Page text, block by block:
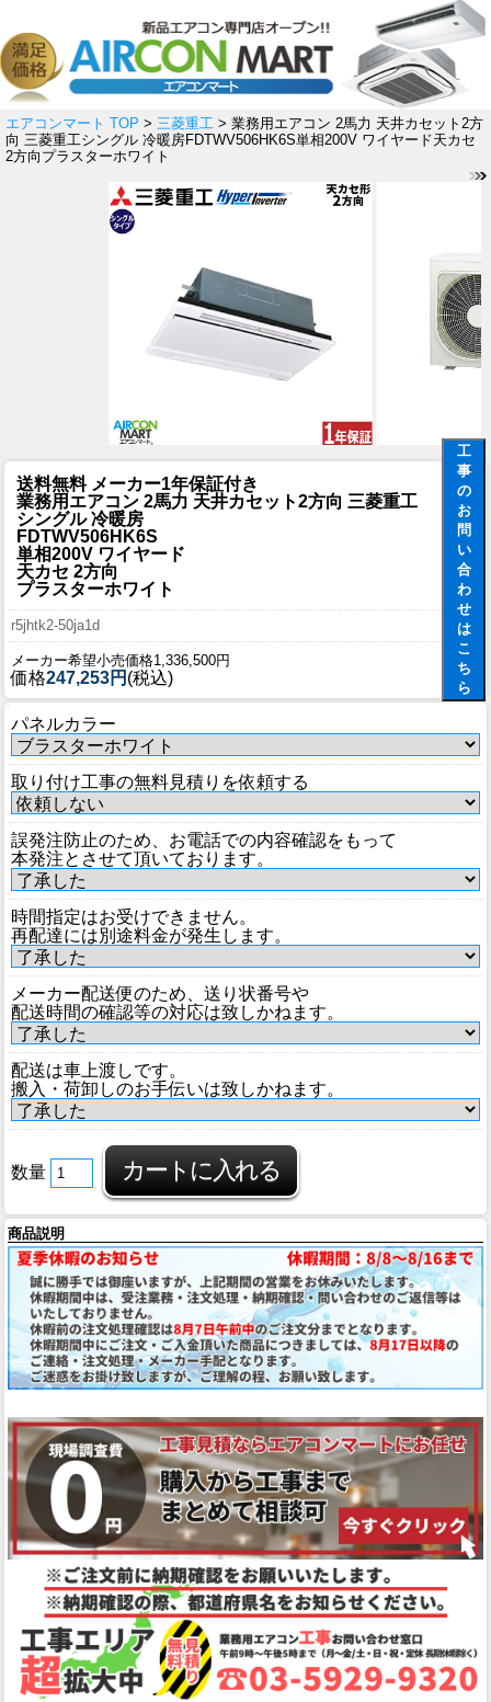
エアコンマート TOP > 三菱重工 > 業務用エアコン 2馬力 天井カセット2方
向 三菱重工シングル 冷暖房FDTWV506HK6S単相200V ワイヤード天カセ
2方向プラスターホワイト
工
事
の
お
問
い
合
わ
せ
は
こ
ち
ら
送料無料 メーカー1年保証付き
業務用エアコン 2馬力 天井カセット2方向 三菱重工
シングル 冷暖房
FDTWV506HK6S
単相200V ワイヤード
天カセ 2方向
プラスターホワイト
r5jhtk2-50ja1d
メーカー希望小売価格1,336,500円
価格247,253円 (税込)
パネルカラー
取り付け工事の無料見積りを依頼する
誤発注防止のため、お電話での内容確認をもって
本発注とさせて頂いております。
時間指定はお受けできません。
再配達には別途料金が発生します。
メーカー配送便のため、送り状番号や
配送時間の確認等の対応は致しかねます。
配送は車上渡しです。
搬入・荷卸しのお手伝いは致しかねます。
数量
商品説明